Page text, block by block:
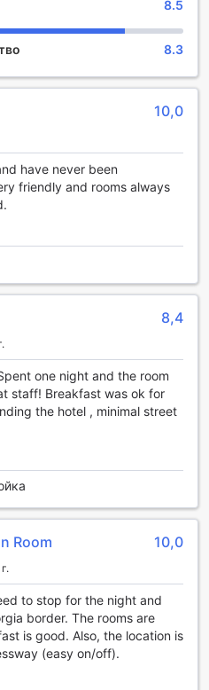
на наличието
след дълъг ден на
в Чатануга. Със
струи, хидромасажната
с приятели и семейство,
вода и
е перфектна за всички,
и да се отпуснат.
в околността
by Wyndham
място за релакс.
потопете в удоволствието,
и привлекателен елемент
by Wyndham
Eastridge предлага
които ще задоволят
На място ще откриете
е идеално за
спорт. Независимо дали
искате да се насладите
да се отпуснете и да се
където можете да
по време на почивката
за достъп до фитнеса се
Тук можете да се
от уреди и да се потопите в
която ще ви вдъхнови
добре.
8.5
8.3
10,0
have never been
friendly and rooms always
8,4
one night and the room
staff! Breakfast was ok for
the hotel , minimal street
Room 10,0
to stop for the night and
border. The rooms are
is good. Also, the location is
(easy on/off).